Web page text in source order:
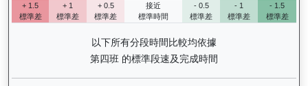
+ 1.5
標準差
+ 1
標準差
+ 0.5
標準差
接近
標準時間
- 0.5
標準差
- 1
標準差
- 1.5
標準差
以下所有分段時間比較均依據
第四班 的標準段速及完成時間